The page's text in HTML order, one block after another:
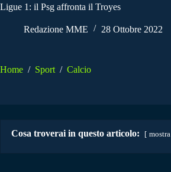
Ligue 1: il Psg affronta il Troyes
Redazione MME 28 Ottobre 2022
Home / Sport / Calcio
Cosa troverai in questo articolo: mostra